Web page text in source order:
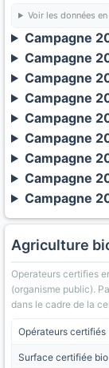
Voir les données
Campagne
Campagne
Campagne
Campagne
Campagne
Campagne
Campagne
Campagne
Campagne
Agriculture
Operateurs certifies
(organisme public).
dans le cadre de la
Opérateurs certifiés
Surface certifiée bio